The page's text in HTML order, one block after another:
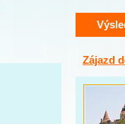
Zájazd